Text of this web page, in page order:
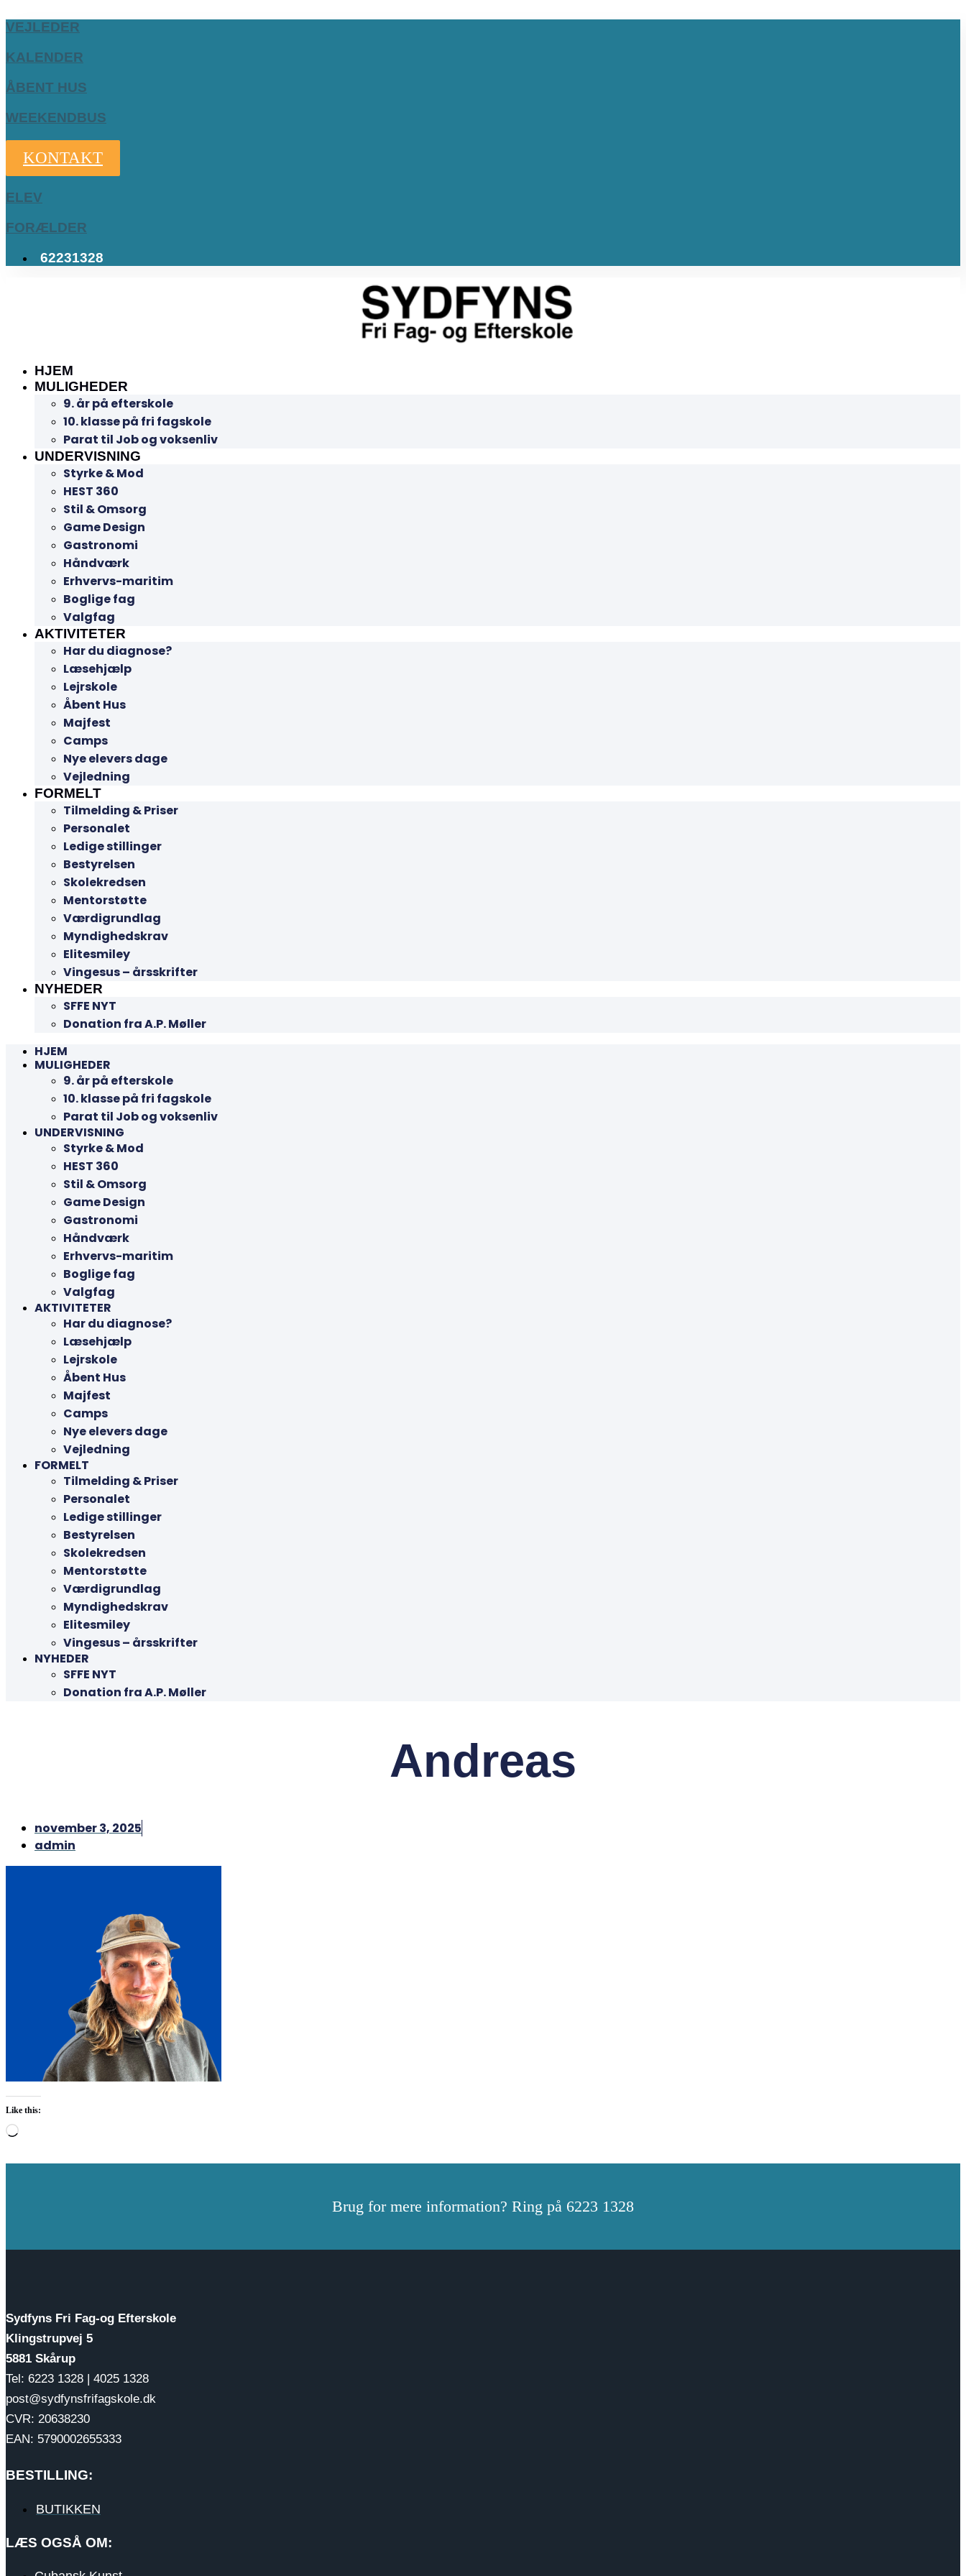
VEJLEDER
KALENDER
ÅBENT HUS
WEEKENDBUS
KONTAKT
ELEV
FORÆLDER
62231328
HJEM
MULIGHEDER
9. år på efterskole
10. klasse på fri fagskole
Parat til Job og voksenliv
UNDERVISNING
Styrke & Mod
HEST 360
Stil & Omsorg
Game Design
Gastronomi
Håndværk
Erhvervs-maritim
Boglige fag
Valgfag
AKTIVITETER
Har du diagnose?
Læsehjælp
Lejrskole
Åbent Hus
Majfest
Camps
Nye elevers dage
Vejledning
FORMELT
Tilmelding & Priser
Personalet
Ledige stillinger
Bestyrelsen
Skolekredsen
Mentorstøtte
Værdigrundlag
Myndighedskrav
Elitesmiley
Vingesus – årsskrifter
NYHEDER
SFFE NYT
Donation fra A.P. Møller
HJEM
MULIGHEDER
9. år på efterskole
10. klasse på fri fagskole
Parat til Job og voksenliv
UNDERVISNING
Styrke & Mod
HEST 360
Stil & Omsorg
Game Design
Gastronomi
Håndværk
Erhvervs-maritim
Boglige fag
Valgfag
AKTIVITETER
Har du diagnose?
Læsehjælp
Lejrskole
Åbent Hus
Majfest
Camps
Nye elevers dage
Vejledning
FORMELT
Tilmelding & Priser
Personalet
Ledige stillinger
Bestyrelsen
Skolekredsen
Mentorstøtte
Værdigrundlag
Myndighedskrav
Elitesmiley
Vingesus – årsskrifter
NYHEDER
SFFE NYT
Donation fra A.P. Møller
Andreas
november 3, 2025
admin
Like this:
Loading…
Brug for mere information? Ring på 6223 1328
Sydfyns Fri Fag-og Efterskole
Klingstrupvej 5
5881 Skårup
Tel: 6223 1328 | 4025 1328
post@sydfynsfrifagskole.dk
CVR: 20638230
EAN: 5790002655333
BESTILLING:
BUTIKKEN
LÆS OGSÅ OM: